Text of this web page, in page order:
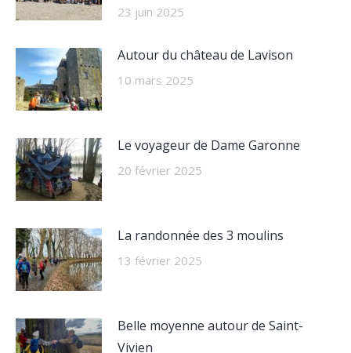
23 juin 2025
Autour du château de Lavison
10 mars 2025
Le voyageur de Dame Garonne
20 février 2025
La randonnée des 3 moulins
13 février 2025
Belle moyenne autour de Saint-
Vivien